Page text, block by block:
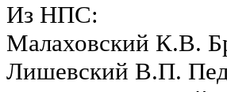
Из НПС:
Малаховский К.В.
Лишевский В.П.